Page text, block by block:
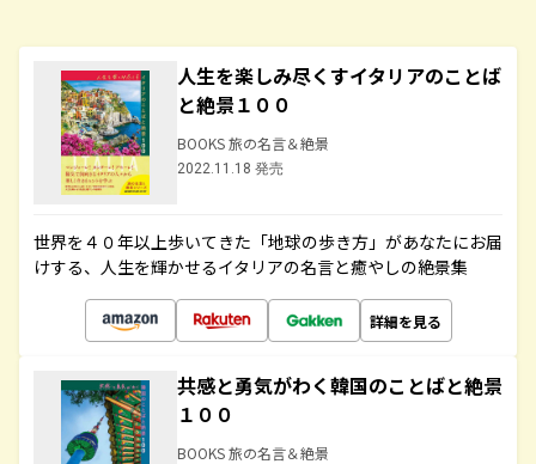
人生を楽しみ尽くすイタリアのことば
と絶景１００
BOOKS 旅の名言＆絶景
2022.11.18 発売
世界を４０年以上歩いてきた「地球の歩き方」があなたにお届
けする、人生を輝かせるイタリアの名言と癒やしの絶景集
詳細を見る
共感と勇気がわく韓国のことばと絶景
１００
BOOKS 旅の名言＆絶景